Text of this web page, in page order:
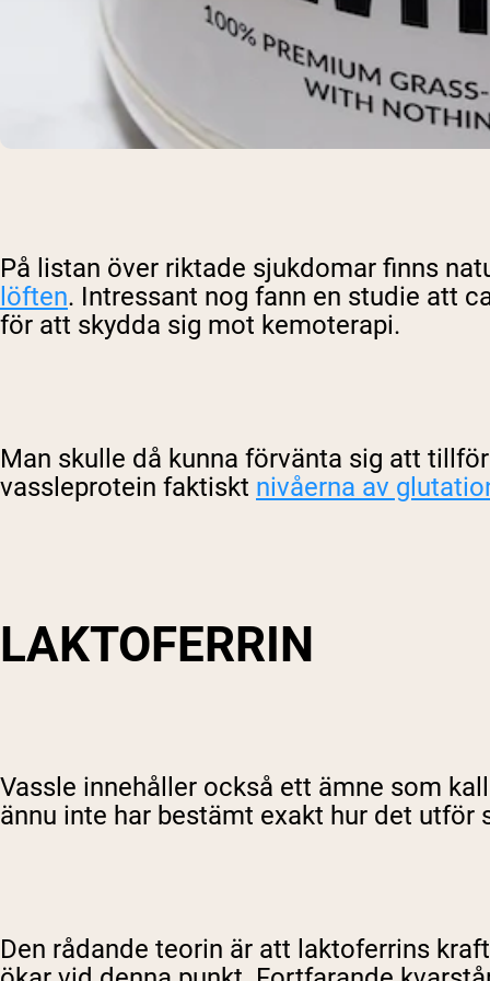
På listan över riktade sjukdomar finns
löften. Intressant nog fann en studie att
för att skydda sig mot kemoterapi.
Man skulle då kunna förvänta sig att
vassleprotein faktiskt nivåerna av
LAKTOFERRIN
Vassle innehåller också ett ämne som
ännu inte har bestämt exakt hur det utför
Den rådande teorin är att laktoferrins